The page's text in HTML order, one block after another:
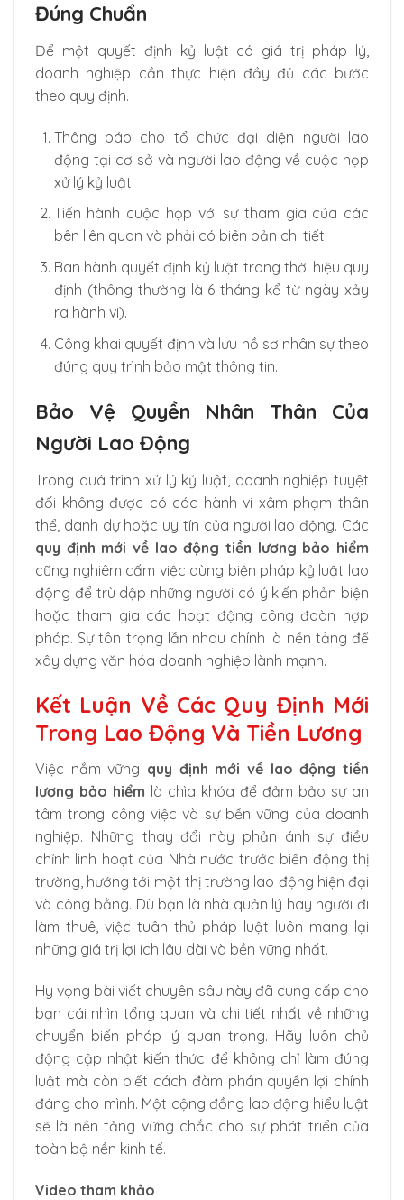
Đúng Chuẩn
Để một quyết định kỷ luật có giá trị pháp lý,
doanh nghiệp cần thực hiện đầy đủ các bước
theo quy định.
Thông báo cho tổ chức đại diện người lao
động tại cơ sở và người lao động về cuộc họp
xử lý kỷ luật.
Tiến hành cuộc họp với sự tham gia của các
bên liên quan và phải có biên bản chi tiết.
Ban hành quyết định kỷ luật trong thời hiệu quy
định (thông thường là 6 tháng kể từ ngày xảy
ra hành vi).
Công khai quyết định và lưu hồ sơ nhân sự theo
đúng quy trình bảo mật thông tin.
Bảo Vệ Quyền Nhân Thân Của
Người Lao Động
Trong quá trình xử lý kỷ luật, doanh nghiệp tuyệt
đối không được có các hành vi xâm phạm thân
thể, danh dự hoặc uy tín của người lao động. Các
quy định mới về lao động tiền lương bảo hiểm
cũng nghiêm cấm việc dùng biện pháp kỷ luật lao
động để trù dập những người có ý kiến phản biện
hoặc tham gia các hoạt động công đoàn hợp
pháp. Sự tôn trọng lẫn nhau chính là nền tảng để
xây dựng văn hóa doanh nghiệp lành mạnh.
Kết Luận Về Các Quy Định Mới
Trong Lao Động Và Tiền Lương
Việc nắm vững quy định mới về lao động tiền
lương bảo hiểm là chìa khóa để đảm bảo sự an
tâm trong công việc và sự bền vững của doanh
nghiệp. Những thay đổi này phản ánh sự điều
chỉnh linh hoạt của Nhà nước trước biến động thị
trường, hướng tới một thị trường lao động hiện đại
và công bằng. Dù bạn là nhà quản lý hay người đi
làm thuê, việc tuân thủ pháp luật luôn mang lại
những giá trị lợi ích lâu dài và bền vững nhất.
Hy vọng bài viết chuyên sâu này đã cung cấp cho
bạn cái nhìn tổng quan và chi tiết nhất về những
chuyển biến pháp lý quan trọng. Hãy luôn chủ
động cập nhật kiến thức để không chỉ làm đúng
luật mà còn biết cách đàm phán quyền lợi chính
đáng cho mình. Một cộng đồng lao động hiểu luật
sẽ là nền tảng vững chắc cho sự phát triển của
toàn bộ nền kinh tế.
Video tham khảo